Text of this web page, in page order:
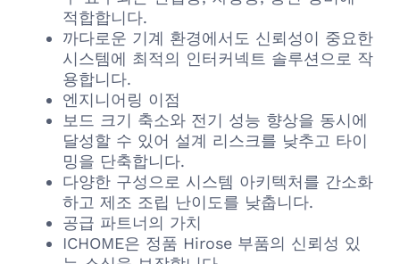
적합합니다.
까다로운 기계 환경에서도 신뢰성이 중요한
시스템에 최적의 인터커넥트 솔루션으로 작
용합니다.
엔지니어링 이점
보드 크기 축소와 전기 성능 향상을 동시에
달성할 수 있어 설계 리스크를 낮추고 타이
밍을 단축합니다.
다양한 구성으로 시스템 아키텍처를 간소화
하고 제조 조립 난이도를 낮춥니다.
공급 파트너의 가치
ICHOME은 정품 Hirose 부품의 신뢰성 있